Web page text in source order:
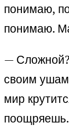
понимаю,
понимаю.
—
своим
мир
поощряешь.